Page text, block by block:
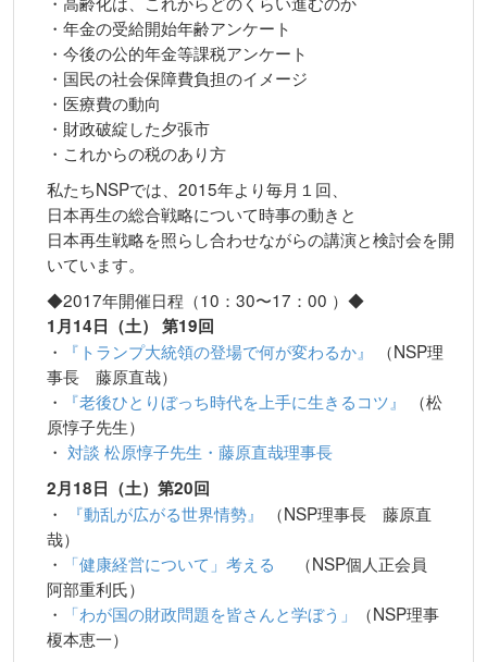
・年金の受給開始年齢アンケート
・今後の公的年金等課税アンケート
・国民の社会保障費負担のイメージ
・医療費の動向
・財政破綻した夕張市
・これからの税のあり方
私たちNSPでは、2015年より毎月１回、
日本再生の総合戦略について時事の動きと
日本再生戦略を照らし合わせながらの講演と検討会を開
いています。
◆2017年開催日程（10：30〜17：00 ）◆
1月14日（土） 第19回
・
『トランプ大統領の登場で何が変わるか』
（NSP理
事長 藤原直哉）
・
『老後ひとりぼっち時代を上手に生きるコツ』
（松
原惇子先生）
・ 対談 松原惇⼦先⽣・藤原直哉理事⻑
2月18日（土）第20回
・
『動乱が広がる世界情勢』
（NSP理事長 藤原直
哉）
・
「健康経営について」考える
（NSP個人正会員
阿部重利氏）
・
「わが国の財政問題を皆さんと学ぼう」
（NSP理事
榎本恵一）